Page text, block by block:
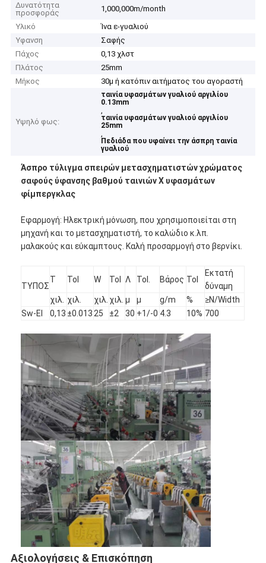
Δυνατότητα
προσφοράς
1,000,000m/month
Υλικό
Ίνα ε-γυαλιού
Υφανση
Σαφής
Πάχος
0,13 χλστ
Πλάτος
25mm
Μήκος
30μ ή κατόπιν αιτήματος του αγοραστή
Υψηλό φως:
ταινία υφασμάτων γυαλιού αργιλίου
0.13mm
,
ταινία υφασμάτων γυαλιού αργιλίου
25mm
,
Πεδιάδα που υφαίνει την άσπρη ταινία
γυαλιού
Άσπρο τύλιγμα σπειρών μετασχηματιστών χρώματος
σαφούς ύφανσης βαθμού ταινιών Χ υφασμάτων
φίμπεργκλας
Εφαρμογή: Ηλεκτρική μόνωση, που χρησιμοποιείται στη
μηχανή και το μετασχηματιστή, το καλώδιο κ.λπ.
μαλακούς και εύκαμπτους. Καλή προσαρμογή στο βερνίκι.
ΤΥΠΟΣ
Τ Tol W Tol Λ Tol. Βάρος Tol
Εκτατή
δύναμη
χιλ.
χιλ. χιλ. χιλ. μ μ g/m %
≥N/Width
Sw-EI
0,13 ±0.013 25 ±2 30 +1/-0 4.3 10% 700
Αξιολογήσεις & Επισκόπηση